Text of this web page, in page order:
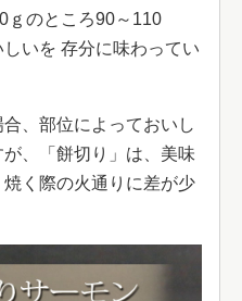
ｇのところ90～110
いを 存分に味わってい
、部位によっておいし
、「餅切り」は、美味
く際の火通りに差が少